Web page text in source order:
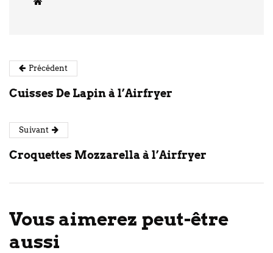
Précédent
Cuisses De Lapin à l’Airfryer
Suivant
Croquettes Mozzarella à l’Airfryer
Vous aimerez peut-être
aussi